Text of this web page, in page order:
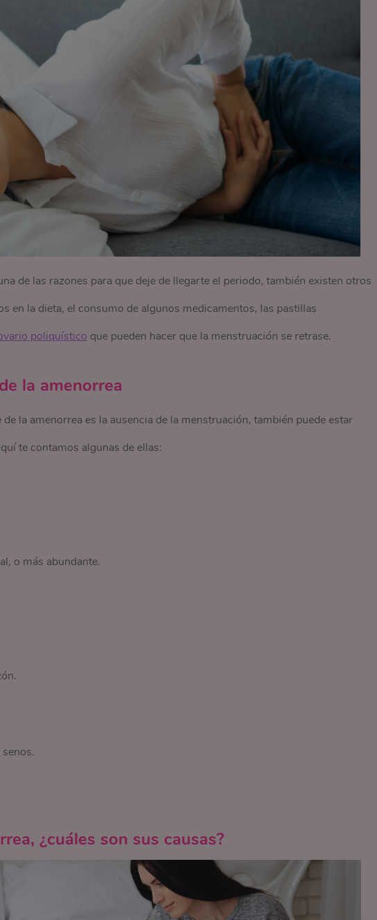
de las razones para que deje de llegarte el periodo, también existen otros
en la dieta, el consumo de algunos medicamentos, las pastillas
poliquístico que pueden hacer que la menstruación se retrase.
la amenorrea
la amenorrea es la ausencia de la menstruación, también puede estar
te contamos algunas de ellas:
o más abundante.
¿cuáles son sus causas?